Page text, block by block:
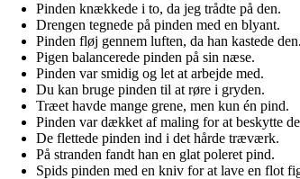
Pinden knækkede i to, da jeg trådte på den.
Drengen tegnede på pinden med en blyant.
Pinden fløj gennem luften, da han kastede den.
Pigen balancerede pinden på sin næse.
Pinden var smidig og let at arbejde med.
Du kan bruge pinden til at røre i gryden.
Træet havde mange grene, men kun én pind.
Pinden var dækket af maling for at beskytte
De flettede pinden ind i det hårde træværk.
På stranden fandt han en glat poleret pind.
Spids pinden med en kniv for at lave en flot